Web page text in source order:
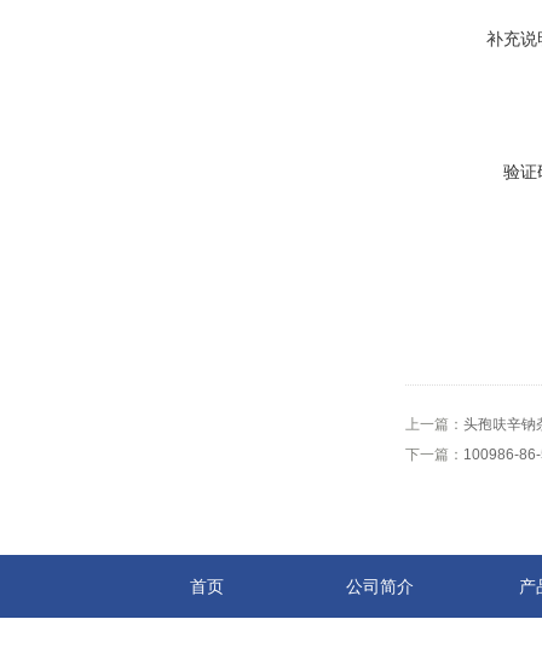
补充说
验证
上一篇： 头孢呋辛钠
下一篇： 100986-
首页 公司简介 产